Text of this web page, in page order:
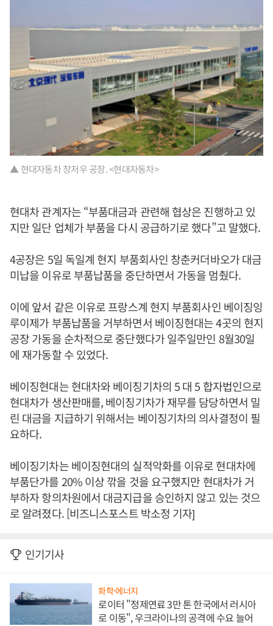
▲ 현대자동차 창저우 공장. <현대자동차>
현대차 관계자는 “부품대금과 관련해 협상은 진행하고 있
지만 일단 업체가 부품을 다시 공급하기로 했다”고 말했다.
4공장은 5일 독일계 현지 부품회사인 창춘커더바오가 대금
미납을 이유로 부품납품을 중단하면서 가동을 멈췄다.
이에 앞서 같은 이유로 프랑스계 현지 부품회사인 베이징잉
루이제가 부품납품을 거부하면서 베이징현대는 4곳의 현지
공장 가동을 순차적으로 중단했다가 일주일만인 8월30일
에 재가동할 수 있었다.
베이징현대는 현대차와 베이징기차의 5 대 5 합자법인으로
현대차가 생산판매를, 베이징기차가 재무를 담당하면서 밀
린 대금을 지급하기 위해서는 베이징기차의 의사결정이 필
요하다.
베이징기차는 베이징현대의 실적악화를 이유로 현대차에
부품단가를 20% 이상 깎을 것을 요구했지만 현대차가 거
부하자 항의차원에서 대금지급을 승인하지 않고 있는 것으
로 알려졌다. [비즈니스포스트 박소정 기자]
인기기사
화학·에너지
로이터 "정제연료 3만 톤 한국에서 러시아
로 이동", 우크라이나의 공격에 수요 늘어